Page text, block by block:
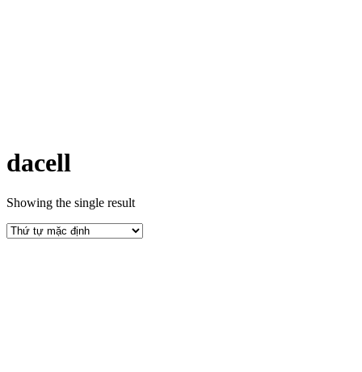
dacell
Showing the single result